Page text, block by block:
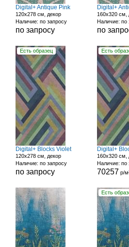
Digital+ Antique Pink
120x278 см, декор
Наличие: по запросу
по запросу
Digital+
160x320 см,
Наличие: по
по
Есть образец
Digital+ Blocks Violet
120x278 см, декор
Наличие: по запросу
по запросу
Есть
Digital+
160x320 см,
Наличие: по
70257 р/
Есть